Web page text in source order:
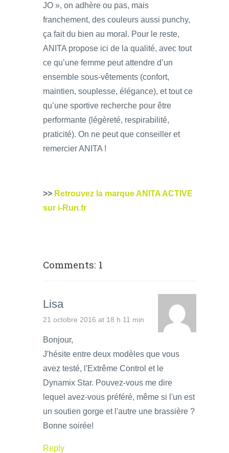
JO », on adhère ou pas, mais
franchement, des couleurs aussi punchy,
ça fait du bien au moral. Pour le reste,
ANITA propose ici de la qualité, avec tout
ce qu’une femme peut attendre d’un
ensemble sous-vêtements (confort,
maintien, souplesse, élégance), et tout ce
qu’une sportive recherche pour être
performante (légèreté, respirabilité,
praticité). On ne peut que conseiller et
remercier ANITA !
>> Retrouvez la marque ANITA ACTIVE
sur i-Run.fr
Comments: 1
Lisa
21 octobre 2016 at 18 h 11 min
Bonjour,
J'hésite entre deux modèles que vous
avez testé, l'Extrême Control et le
Dynamix Star. Pouvez-vous me dire
lequel avez-vous préféré, même si l'un est
un soutien gorge et l'autre une brassière ?
Bonne soirée!
Reply